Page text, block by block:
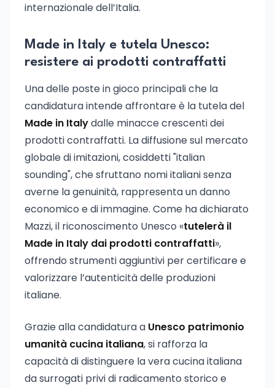
internazionale dell’Italia.
Made in Italy e tutela Unesco:
resistere ai prodotti contraffatti
Una delle poste in gioco principali che la
candidatura intende affrontare è la tutela del
Made in Italydalle minacce crescenti dei
prodotti contraffatti. La diffusione sul mercato
globale di imitazioni, cosiddetti "italian
sounding", che sfruttano nomi italiani senza
averne la genuinità, rappresenta un danno
economico e di immagine. Come ha dichiarato
Mazzi, il riconoscimento Unesco «tutelerà il
Made in Italy dai prodotti contraffatti»,
offrendo strumenti aggiuntivi per certificare e
valorizzare l’autenticità delle produzioni
italiane.
Grazie alla candidatura a Unesco patrimonio
umanità cucina italiana, si rafforza la
capacità di distinguere la vera cucina italiana
da surrogati privi di radicamento storico e